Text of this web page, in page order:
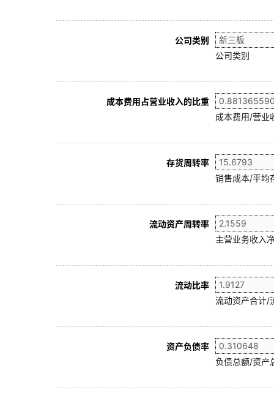
公司类别
公司类别
成本费用占营业收入的比重
成本费用/营业
存货周转率
销售成本/平均
流动资产周转率
主营业务收入
流动比率
流动资产合计/
资产负债率
负债总额/资产